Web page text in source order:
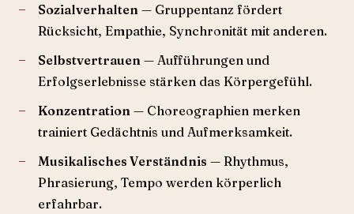
Sozialverhalten — Gruppentanz fördert
Rücksicht, Empathie, Synchronität mit anderen.
Selbstvertrauen — Aufführungen und
Erfolgserlebnisse stärken das Körpergefühl.
Konzentration — Choreographien merken
trainiert Gedächtnis und Aufmerksamkeit.
Musikalisches Verständnis — Rhythmus,
Phrasierung, Tempo werden körperlich
erfahrbar.